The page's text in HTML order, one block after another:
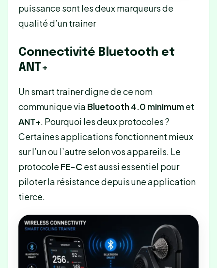
puissance sont les deux marqueurs de
qualité d’un trainer
Connectivité Bluetooth et
ANT+
Un smart trainer digne de ce nom
communique via Bluetooth 4.0 minimumet
ANT+. Pourquoi les deux protocoles ?
Certaines applications fonctionnent mieux
sur l’un ou l’autre selon vos appareils. Le
protocole FE-C est aussi essentiel pour
piloter la résistance depuis une application
tierce.